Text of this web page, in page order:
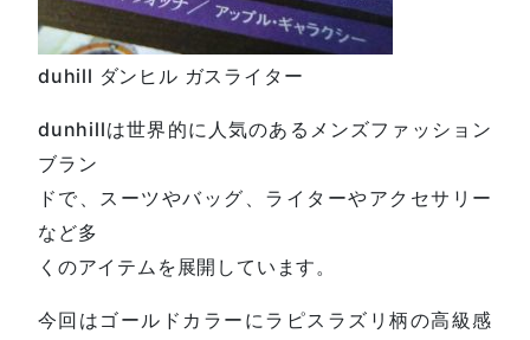
duhill ダンヒル ガスライター
dunhillは世界的に人気のあるメンズファッション
ブラン
ドで、スーツやバッグ、ライターやアクセサリー
など多
くのアイテムを展開しています。
今回はゴールドカラーにラピスラズリ柄の高級感